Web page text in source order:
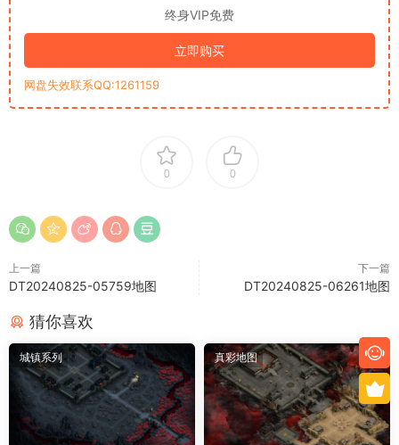
终身VIP免费
立即购买
网盘失效联系QQ:1261159
0 0
上一篇
DT20240825-05759地图
下一篇
DT20240825-06261地图
猜你喜欢
城镇系列 真彩地图